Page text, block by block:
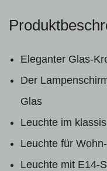
Eleganter Glas-
Der
Glas
Leuchte im
Leuchte für
Leuchte mit E14-